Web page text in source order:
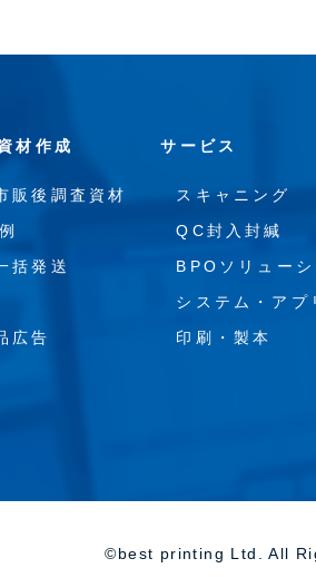
材作成
販後調査資材
括発送
広告
サービス
スキャニング
QC封入封緘
BPOソリューシ
システム・アプ
印刷・製本
©best printing Ltd. All